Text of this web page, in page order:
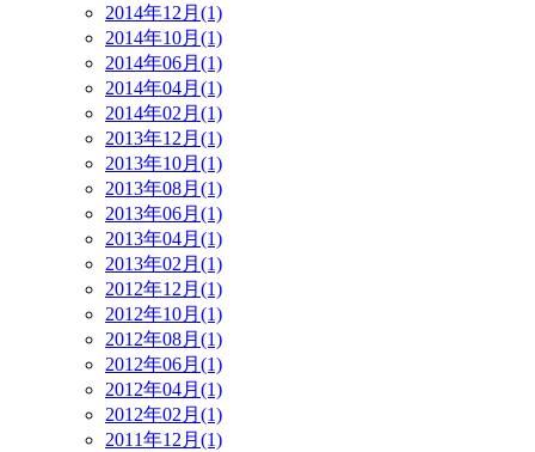
2014年12月(1)
2014年10月(1)
2014年06月(1)
2014年04月(1)
2014年02月(1)
2013年12月(1)
2013年10月(1)
2013年08月(1)
2013年06月(1)
2013年04月(1)
2013年02月(1)
2012年12月(1)
2012年10月(1)
2012年08月(1)
2012年06月(1)
2012年04月(1)
2012年02月(1)
2011年12月(1)